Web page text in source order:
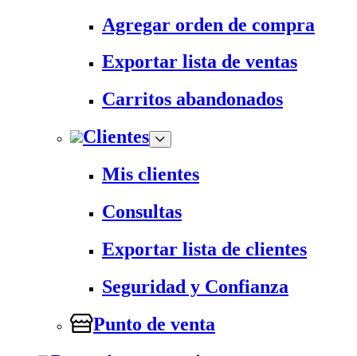
Agregar orden de compra
Exportar lista de ventas
Carritos abandonados
Clientes
Mis clientes
Consultas
Exportar lista de clientes
Seguridad y Confianza
Punto de venta